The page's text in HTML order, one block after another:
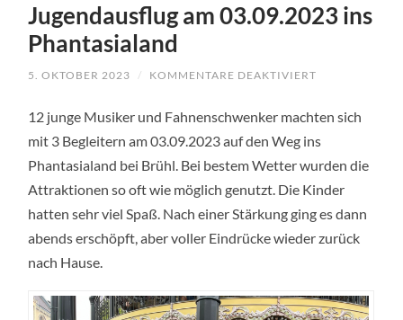
Jugendausflug am 03.09.2023 ins
Phantasialand
5. OKTOBER 2023 / KOMMENTARE DEAKTIVIERT
03.09.2023
12 junge Musiker und Fahnenschwenker machten sich
mit 3 Begleitern am 03.09.2023 auf den Weg ins
Phantasialand bei Brühl. Bei bestem Wetter wurden die
Attraktionen so oft wie möglich genutzt. Die Kinder
hatten sehr viel Spaß. Nach einer Stärkung ging es dann
abends erschöpft, aber voller Eindrücke wieder zurück
nach Hause.